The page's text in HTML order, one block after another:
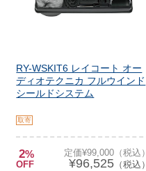
RY-WSKIT6 レイコート オー
ディオテクニカ フルウインド
シールドシステム
取寄
2%
OFF
定価¥99,000（税込）
¥96,525（税込）